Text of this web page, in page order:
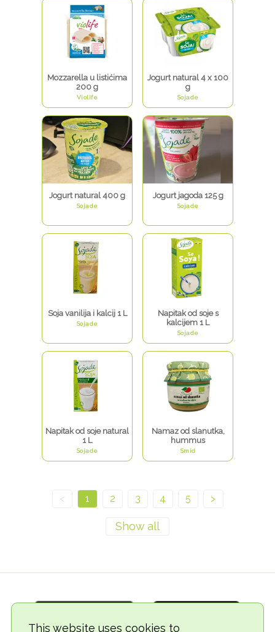
This website uses cookies to
Mozzarella u listićima
200 g
Violife
Jogurt natural 4 x 100
g
Sojade
Jogurt natural 400 g
Sojade
Jogurt jagoda 125 g
Sojade
Soja vanilija i kalcij 1 L
Sojade
Napitak od soje s
kalcijem 1 L
Sojade
Napitak od soje natural
1 L
Sojade
Namaz od slanutka,
hummus
Smid
< 1 2 3 4 5 >